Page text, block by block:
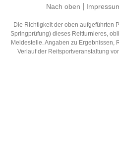
Nach oben
Die Richtigkeit der oben aufgeführten
Springprüfung) dieses Reitturnieres,
Meldestelle. Angaben zu Ergebnissen,
Verlauf der Reitsportveranstaltung